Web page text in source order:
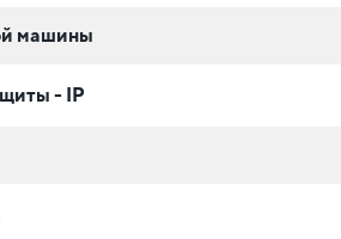
машины
- IP